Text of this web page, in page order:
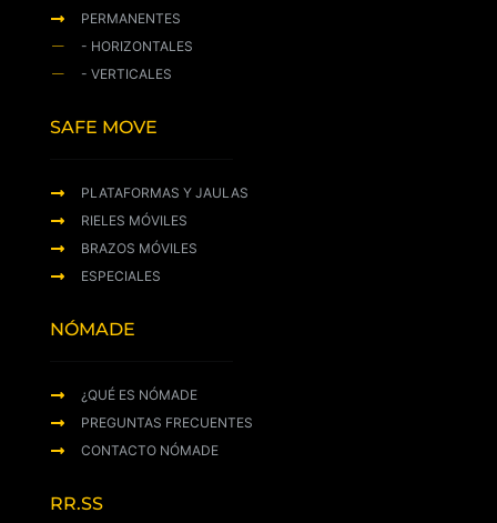
PERMANENTES
- HORIZONTALES
- VERTICALES
SAFE MOVE
PLATAFORMAS Y JAULAS
RIELES MÓVILES
BRAZOS MÓVILES
ESPECIALES
NÓMADE
¿QUÉ ES NÓMADE
PREGUNTAS FRECUENTES
CONTACTO NÓMADE
RR.SS